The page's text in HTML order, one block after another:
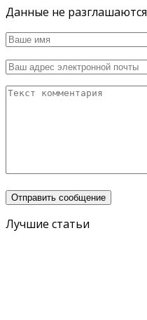
Данные не разглашаются
Лучшие статьи